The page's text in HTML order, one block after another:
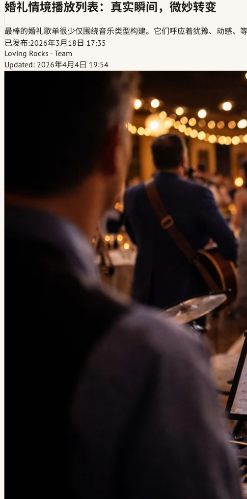
婚礼情境播放列表：真实瞬间，微妙转变
最棒的婚礼歌单很少仅围绕音乐类型构建。它们呼应着犹豫、动感、
已发布:2026年3月18日 17:35
Loving Rocks - Team
Updated: 2026年4月4日 19:54